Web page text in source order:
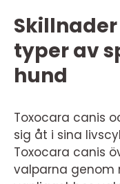
typer av
hund
Toxocara canis
sig åt i sina
Toxocara canis
valparna genom